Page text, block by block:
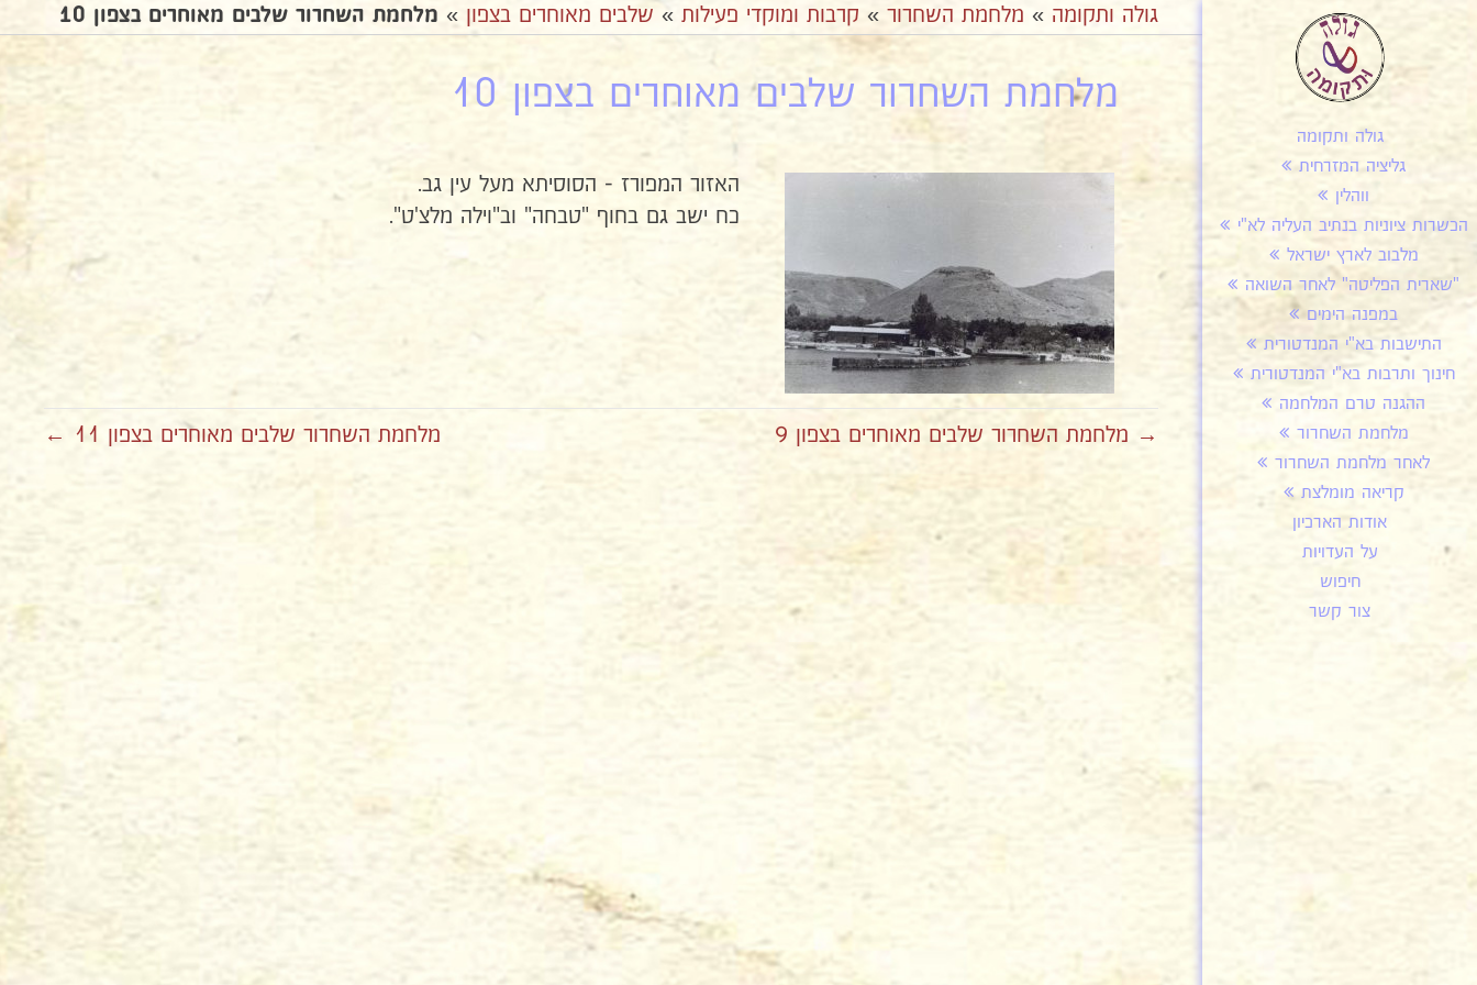
גולה ותקומה
גליציה המזרחית
ווהלין
הכשרות ציוניות בנתיב העליה לא"י
מלבוב לארץ ישראל
"שארית הפליטה" לאחר השואה
במפנה הימים
התישבות בא"י המנדטורית
חינוך ותרבות בא"י המנדטורית
ההגנה טרם המלחמה
מלחמת השחרור
לאחר מלחמת השחרור
קריאה מומלצת
אודות הארכיון
על העדויות
חיפוש
צור קשר
גולה ותקומה » מלחמת השחרור » קרבות ומוקדי פעילות » שלבים מאוחרים בצפון » מלחמת השחרור שלבים מאוחרים בצפון 10
מלחמת השחרור שלבים מאוחרים בצפון 10
האזור המפורז - הסוסיתא מעל עין גב.
כח ישב גם בחוף "טבחה" וב"וילה מלצ'ט".
→ מלחמת השחרור שלבים מאוחרים בצפון 9 מלחמת השחרור שלבים מאוחרים בצפון 11 ←